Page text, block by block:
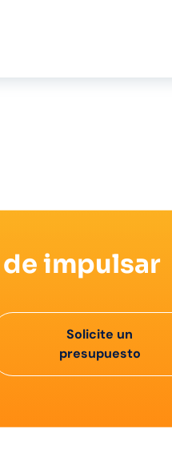
impulsar
Solicite un
presupuesto